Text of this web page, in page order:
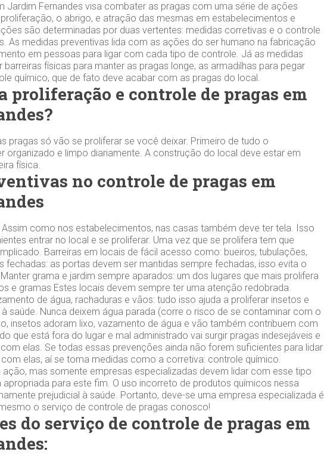
Jardim Fernandes visa combater as pragas com uma série de ações
o abrigo, e atração das mesmas em estabelecimentos e
são determinadas por duas vertentes: medidas corretivas e o controle
As medidas preventivas lida com as ações do ser humano na fabricação
em pessoas para ligar com cada tipo de controle. Já as medidas
barreiras físicas para manter as pragas longe, as armadilhas para pegar
químico, que de fato deve acabar com as pragas do local.
proliferação e controle de pragas em
pragas só vão se proliferar se você deixar. Primeiro de tudo o
organizado e limpo diariamente. A construção do local deve estar em
física.
no controle de pragas em
Assim como nos estabelecimentos, nas casas também deve ter tela. Isso
entrar no local e se proliferar. Uma vez que se prolifera tem que
Barreiras em locais de fácil acesso como: bueiros, tubulações,
fechadas: as portas devem ser mantidas sempre fechadas, isso evita o
grama e jardim sempre aparados: um dos lugares que mais prolifera
e gramas Estes locais devem sempre ter uma atenção redobrada.
de água, rachaduras e vãos: tudo isso ajuda a proliferar insetos e
saúde. Nunca deixem água parada (corre o risco de se contaminar com o
insetos adoram lixo, vazamento de água e vão também contribuem com
que está fora do lugar e mal administrado vai surgir pragas indesejáveis e
elas. Se todas essas prevenções ainda não forem suficientes para lidar
elas, aí se toma medidas como a corretiva: controle químico.
ação, mas somente empresas especializadas devem lidar com esse tipo
para este fim. O uso incorreto de produtos químicos nessa
prejudicial à saúde. Portanto, deve-se uma empresa especializada é
o serviço de controle de pragas conosco!
do serviço de controle de pragas em